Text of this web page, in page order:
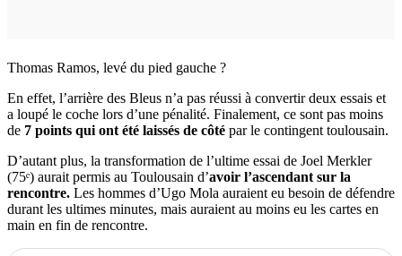
Thomas Ramos, levé du pied gauche ?
En effet, l’arrière des Bleus n’a pas réussi à convertir deux essais et
a loupé le coche lors d’une pénalité. Finalement, ce sont pas moins
de 7 points qui ont été laissés de côté par le contingent toulousain.
D’autant plus, la transformation de l’ultime essai de Joel Merkler
(75ᵉ) aurait permis au Toulousain d’avoir l’ascendant sur la
rencontre. Les hommes d’Ugo Mola auraient eu besoin de défendre
durant les ultimes minutes, mais auraient au moins eu les cartes en
main en fin de rencontre.